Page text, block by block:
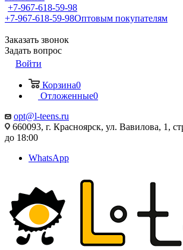
+7-967-618-59-98
+7-967-618-59-98Оптовым покупателям
Заказать звонок
Задать вопрос
Войти
Корзина0
Отложенные0
opt@l-teens.ru
660093, г. Красноярск, ул. Вавилова, 1,
до 18:00
WhatsApp